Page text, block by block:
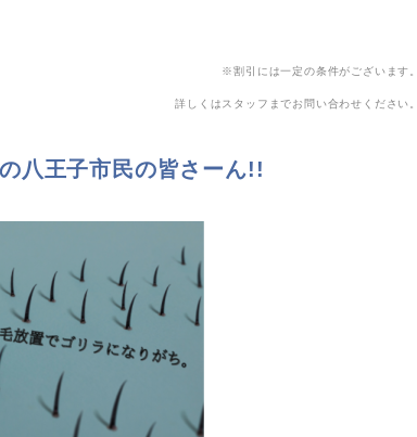
※割引には一定の条件がございます。
詳しくはスタッフまでお問い合わせください。
八王子市民の皆さーん!!